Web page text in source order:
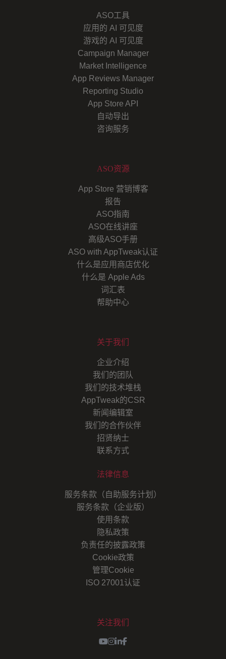
ASO工具
应用的 AI 可见度
游戏的 AI 可见度
Campaign Manager
Market Intelligence
App Reviews Manager
Reporting Studio
App Store API
自动导出
咨询服务
ASO资源
App Store 营销博客
报告
ASO指南
ASO在线讲座
高级ASO手册
ASO with AppTweak认证
什么是应用商店优化
什么是 Apple Ads
词汇表
帮助中心
关于我们
企业介绍
我们的团队
我们的技术堆栈
AppTweak的CSR
新闻编辑室
我们的合作伙伴
招贤纳士
联系方式
法律信息
服务条款（自助服务计划）
服务条款（企业版）
使用条款
隐私政策
负责任的披露政策
Cookie政策
管理Cookie
ISO 27001认证
关注我们
Youtube
Instagram
LinkedIn
Facebook